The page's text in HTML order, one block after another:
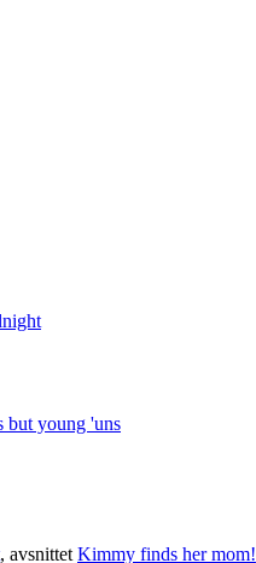
but young 'uns
, avsnittet Kimmy finds her mom!